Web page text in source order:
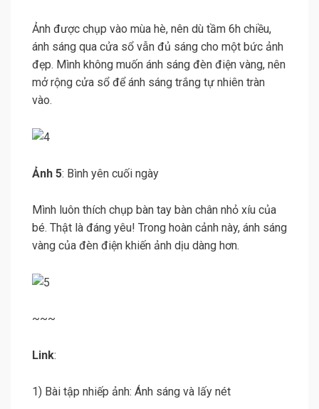
Ảnh được chụp vào mùa hè, nên dù tầm 6h chiều,
ánh sáng qua cửa sổ vẫn đủ sáng cho một bức ảnh
đẹp. Mình không muốn ánh sáng đèn điện vàng, nên
mở rộng cửa sổ để ánh sáng trắng tự nhiên tràn
vào.
Ảnh 5: Bình yên cuối ngày
Mình luôn thích chụp bàn tay bàn chân nhỏ xíu của
bé. Thật là đáng yêu! Trong hoàn cảnh này, ánh sáng
vàng của đèn điện khiến ảnh dịu dàng hơn.
~~~
Link:
1) Bài tập nhiếp ảnh: Ánh sáng và lấy nét